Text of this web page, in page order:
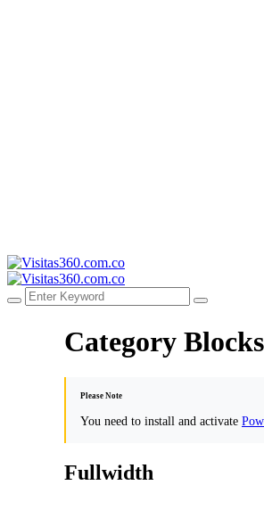
Category Blocks
Please Note
You need to install and activate
Fullwidth